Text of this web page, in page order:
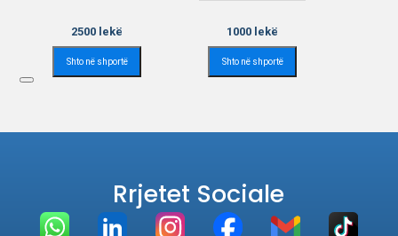
2500 lekë
Shto në shportë
1000 lekë
Shto në shportë
Rrjetet Sociale